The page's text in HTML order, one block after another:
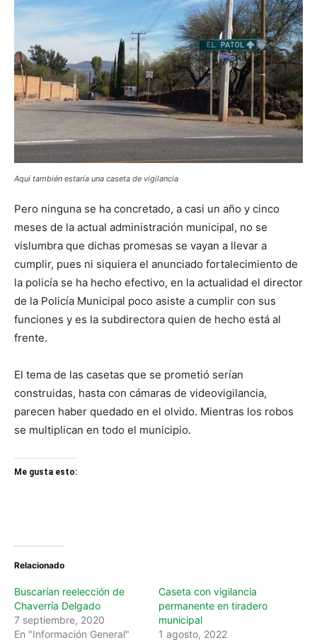
Aquí también estaría una caseta de vigilancia
Pero ninguna se ha concretado, a casi un año y cinco
meses de la actual administración municipal, no se
vislumbra que dichas promesas se vayan a llevar a
cumplir, pues ni siquiera el anunciado fortalecimiento de
la policía se ha hecho efectivo, en la actualidad el director
de la Policía Municipal poco asiste a cumplir con sus
funciones y es la subdirectora quien de hecho está al
frente.
El tema de las casetas que se prometió serían
construidas, hasta con cámaras de videovigilancia,
parecen haber quedado en el olvido. Mientras los robos
se multiplican en todo el municipio.
Me gusta esto:
Relacionado
Buscarían reelección de
Chaverría Delgado
7 septiembre, 2020
En "Información General"
Caseta con vigilancia
permanente en tiradero
municipal
1 agosto, 2022